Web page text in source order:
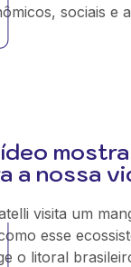
sociais e
a nossa
visita um
esse
o litoral